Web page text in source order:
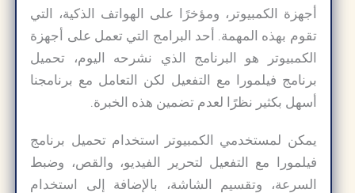
أجهزة الكمبيوتر، ومؤخرًا على الهواتف الذكية، التي
تقوم بهذه المهمة. أحد البرامج التي تعمل على أجهزة
الكمبيوتر هو البرنامج الذي نشرحه اليوم، تحميل
برنامج فيلمورا مع التفعيل لكن التعامل مع برنامجنا
أسهل بكثير نظرًا لعدم تضمين هذه الخبرة.
يمكن لمستخدمي الكمبيوتر استخدام تحميل برنامج
فيلمورا مع التفعيل لتحرير الفيديو، والقص، وضبط
السرعة، وتقسيم الشاشة، بالإضافة إلى استخدام